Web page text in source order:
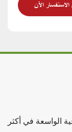
الاستفسار الآن
الواسعة في أكثر